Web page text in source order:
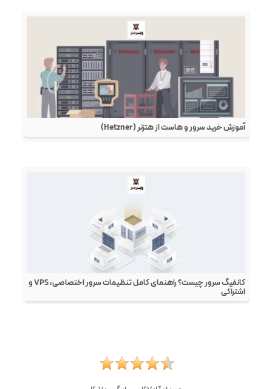
آموزش خرید سرور و هاست از هتزنر (Hetzner)
کانفیگ سرور چیست؟ راهنمای کامل تنظیمات سرور اختصاصی، VPS و
اشتراکی